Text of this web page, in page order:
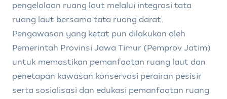
pengelolaan ruang laut melalui integrasi tata
ruang laut bersama tata ruang darat.
Pengawasan yang ketat pun dilakukan oleh
Pemerintah Provinsi Jawa Timur (Pemprov Jatim)
untuk memastikan pemanfaatan ruang laut dan
penetapan kawasan konservasi perairan pesisir
serta sosialisasi dan edukasi pemanfaatan ruang